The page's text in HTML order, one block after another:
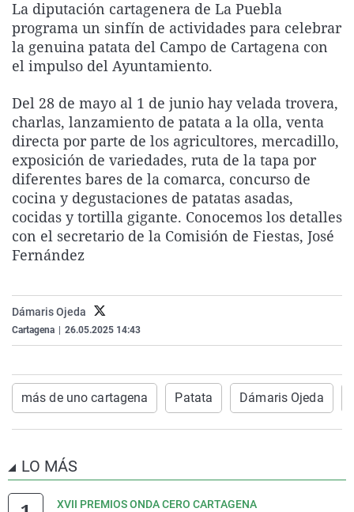
La rosa de los vientos
Gente viajera
Caso
Retornados
Operación Viuda
Extremadura
Galicia
Navarra
País Vasco
Virales
Televisión
La diputación cartagenera de La Puebla
programa un sinfín de actividades para celebrar
la genuina patata del Campo de Cartagena con
el impulso del Ayuntamiento.
Del 28 de mayo al 1 de junio hay velada trovera,
charlas, lanzamiento de patata a la olla, venta
directa por parte de los agricultores, mercadillo,
exposición de variedades, ruta de la tapa por
diferentes bares de la comarca, concurso de
cocina y degustaciones de patatas asadas,
cocidas y tortilla gigante. Conocemos los detalles
con el secretario de la Comisión de Fiestas, José
Fernández
Dámaris Ojeda
Cartagena 26.05.2025 14:43
más de uno cartagena Patata Dámaris Ojeda
LO MÁS
XVII PREMIOS ONDA CERO CARTAGENA